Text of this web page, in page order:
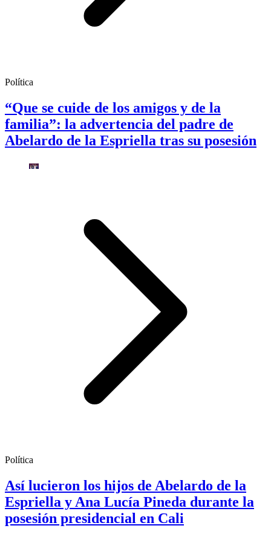
Política
“Que se cuide de los amigos y de la
familia”: la advertencia del padre de
Abelardo de la Espriella tras su posesión
Política
Así lucieron los hijos de Abelardo de la
Espriella y Ana Lucía Pineda durante la
posesión presidencial en Cali